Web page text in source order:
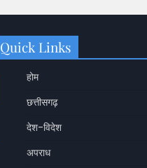
Quick Links
होम
छत्तीसगढ़
देश-विदेश
अपराध